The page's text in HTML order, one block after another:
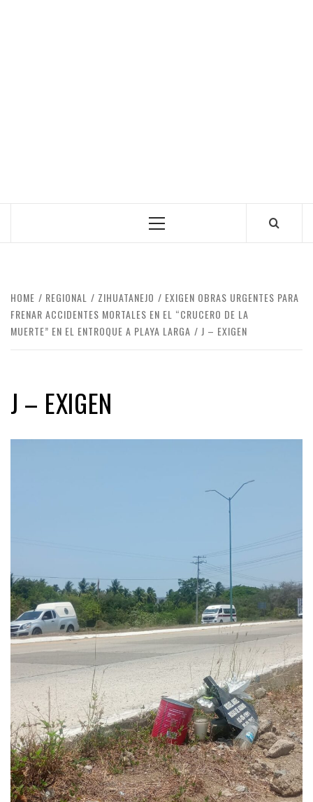
Primary
HOME REGIONAL ZIHUATANEJO
EXIGEN OBRAS URGENTES PARA
FRENAR ACCIDENTES MORTALES EN EL “CRUCERO DE LA
MUERTE” EN EL ENTROQUE A PLAYA LARGA
J – EXIGEN
J – EXIGEN